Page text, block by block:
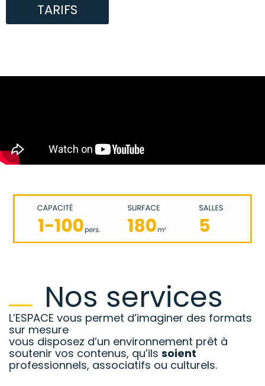
TARIFS
Nos services
L’ESPACE vous permet d’imaginer des formats
sur mesure
vous disposez d’un environnement prêt à
soutenir vos contenus, qu’ils soient
professionnels, associatifs ou culturels.